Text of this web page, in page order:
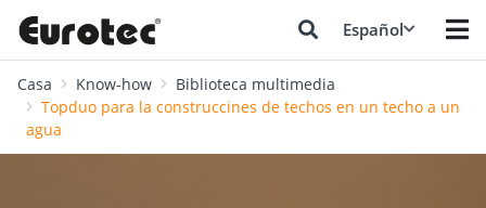
Español
Casa Know-how
Biblioteca multimedia
Topduo para la construccines de techos en un techo a un
agua